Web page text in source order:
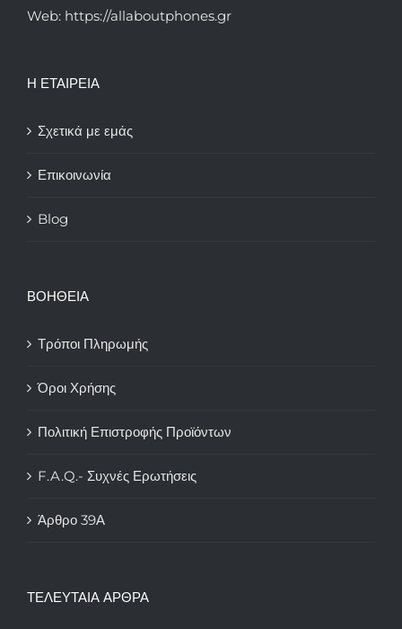
Web: https://allaboutphones.gr
Η ΕΤΑΙΡΕΙΑ
Σχετικά με εμάς
Επικοινωνία
Blog
ΒΟΗΘΕΙΑ
Τρόποι Πληρωμής
Όροι Χρήσης
Πολιτική Επιστροφής Προϊόντων
F.A.Q.- Συχνές Ερωτήσεις
Άρθρο 39Α
ΤΕΛΕΥΤΑΙΑ ΑΡΘΡΑ